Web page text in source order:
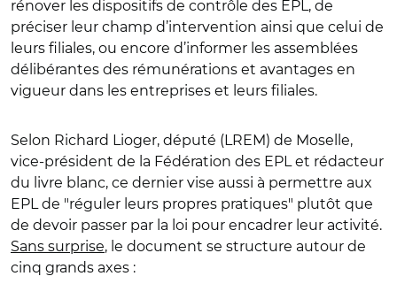
rénover les dispositifs de contrôle des EPL, de
préciser leur champ d’intervention ainsi que celui de
leurs filiales, ou encore d’informer les assemblées
délibérantes des rémunérations et avantages en
vigueur dans les entreprises et leurs filiales.
Selon Richard Lioger, député (LREM) de Moselle,
vice-président de la Fédération des EPL et rédacteur
du livre blanc, ce dernier vise aussi à permettre aux
EPL de "réguler leurs propres pratiques" plutôt que
de devoir passer par la loi pour encadrer leur activité.
Sans surprise, le document se structure autour de
cinq grands axes :